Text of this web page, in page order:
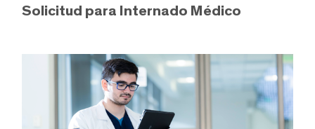
Solicitud para Internado Médico